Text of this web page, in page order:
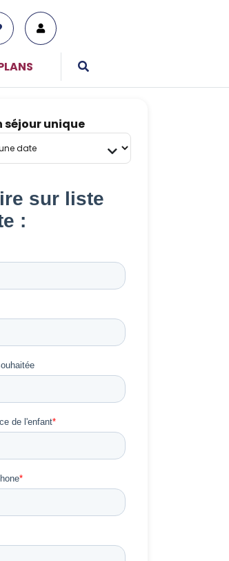
au vendredi : 9h30-13h et 14h-19h
: 10h-17h
séjour unique